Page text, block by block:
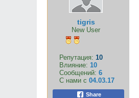
tigris
New User
Репутация: 10
Влияние: 10
Сообщений: 6
С нами с 04.03.17
Share